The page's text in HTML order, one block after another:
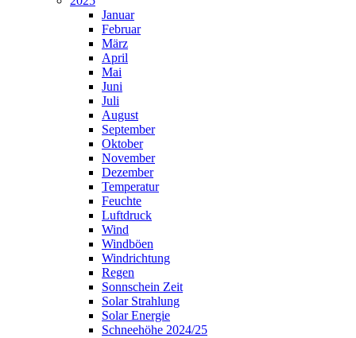
Januar
Februar
März
April
Mai
Juni
Juli
August
September
Oktober
November
Dezember
Temperatur
Feuchte
Luftdruck
Wind
Windböen
Windrichtung
Regen
Sonnschein Zeit
Solar Strahlung
Solar Energie
Schneehöhe 2024/25